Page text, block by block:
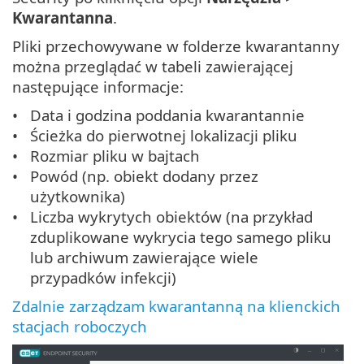
Kwarantanna.
Pliki przechowywane w folderze kwarantanny
można przeglądać w tabeli zawierającej
następujące informacje:
Data i godzina poddania kwarantannie
Ścieżka do pierwotnej lokalizacji pliku
Rozmiar pliku w bajtach
Powód (np. obiekt dodany przez
użytkownika)
Liczba wykrytych obiektów (na przykład
zduplikowane wykrycia tego samego pliku
lub archiwum zawierające wiele
przypadków infekcji)
Zdalnie zarządzam kwarantanną na klienckich
stacjach roboczych